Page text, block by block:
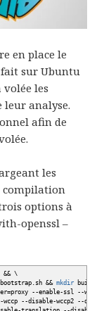
en place le
fait sur Ubuntu
volée les
leur analyse.
afin de
les
compilation
options à
openssl –
&&\
bootstrap.sh&& mkdir build
=proxy --enable-ssl --with-
--disable-wccp2 --